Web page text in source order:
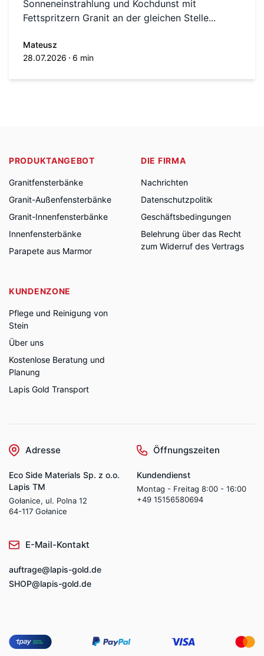
Sonneneinstrahlung und Kochdunst mit
Fettspritzern Granit an der gleichen Stelle...
Mateusz
28.07.2026
6 min
PRODUKTANGEBOT
Granitfensterbänke
Granit-Außenfensterbänke
Granit-Innenfensterbänke
Innenfensterbänke
Parapete aus Marmor
DIE FIRMA
Nachrichten
Datenschutzpolitik
Geschäftsbedingungen
Belehrung über das Recht
zum Widerruf des Vertrags
KUNDENZONE
Pflege und Reinigung von
Stein
Über uns
Kostenlose Beratung und
Planung
Lapis Gold Transport
Adresse
Eco Side Materials Sp. z o.o.
Lapis TM
Gołanice, ul. Polna 12
64-117 Gołanice
Öffnungszeiten
Kundendienst
Montag - Freitag 8:00 - 16:00
+49 15156580694
E-Mail-Kontakt
auftrage@lapis-gold.de
SHOP@lapis-gold.de